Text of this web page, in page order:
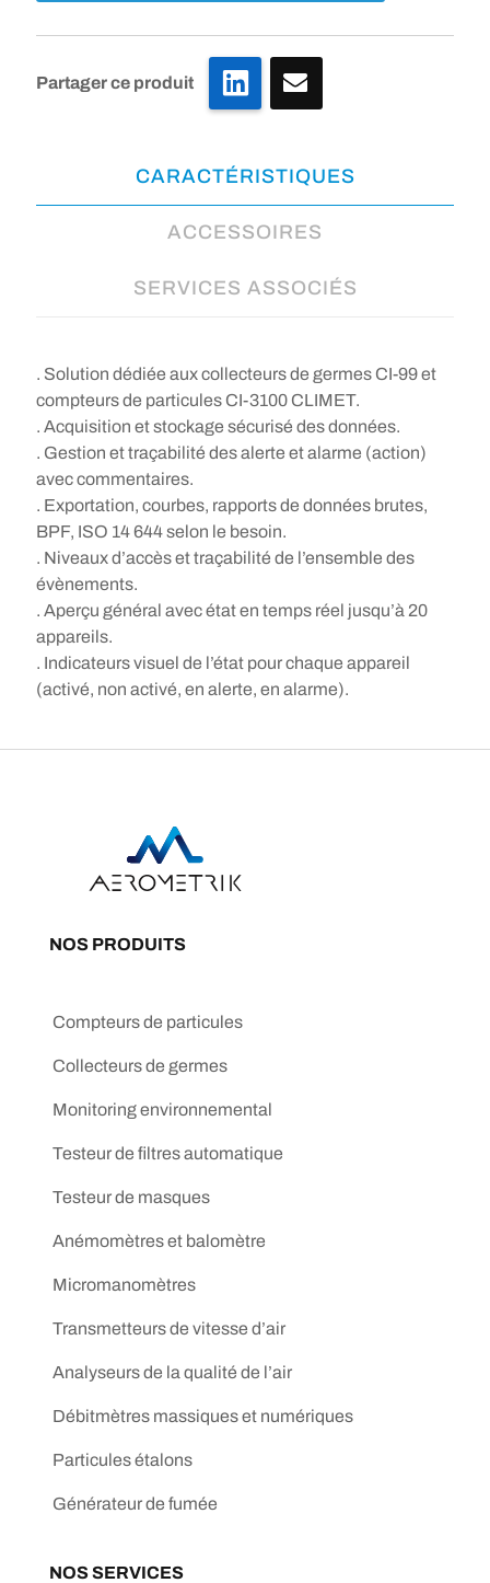
Partager ce produit LinkedIn
CARACTÉRISTIQUES
ACCESSOIRES
SERVICES ASSOCIÉS
. Solution dédiée aux collecteurs de germes CI-99 et
compteurs de particules CI-3100 CLIMET.
. Acquisition et stockage sécurisé des données.
. Gestion et traçabilité des alerte et alarme (action)
avec commentaires.
. Exportation, courbes, rapports de données brutes,
BPF, ISO 14 644 selon le besoin.
. Niveaux d’accès et traçabilité de l’ensemble des
évènements.
. Aperçu général avec état en temps réel jusqu’à 20
appareils.
. Indicateurs visuel de l’état pour chaque appareil
(activé, non activé, en alerte, en alarme).
NOS PRODUITS
Compteurs de particules
Collecteurs de germes
Monitoring environnemental
Testeur de filtres automatique
Testeur de masques
Anémomètres et balomètre
Micromanomètres
Transmetteurs de vitesse d’air
Analyseurs de la qualité de l’air
Débitmètres massiques et numériques
Particules étalons
Générateur de fumée
NOS SERVICES